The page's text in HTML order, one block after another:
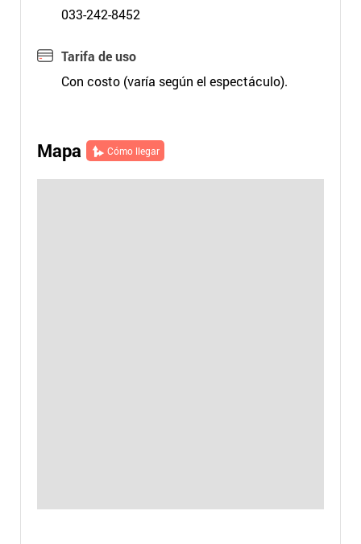
033-242-8452
Tarifa de uso
Con costo (varía según el espectáculo).
Mapa Cómo llegar